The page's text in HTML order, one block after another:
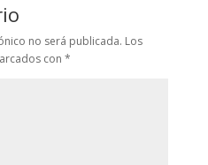
no será publicada. Los
con *